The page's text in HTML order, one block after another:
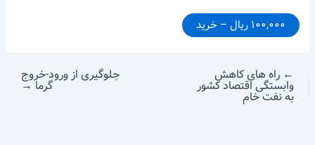
۱۰۰,۰۰۰ ریال – خرید
← راه های کاهش
وابستگی اقتصاد کشور
به نفت خام
جلوگیری از ورود-خروج
گرما→